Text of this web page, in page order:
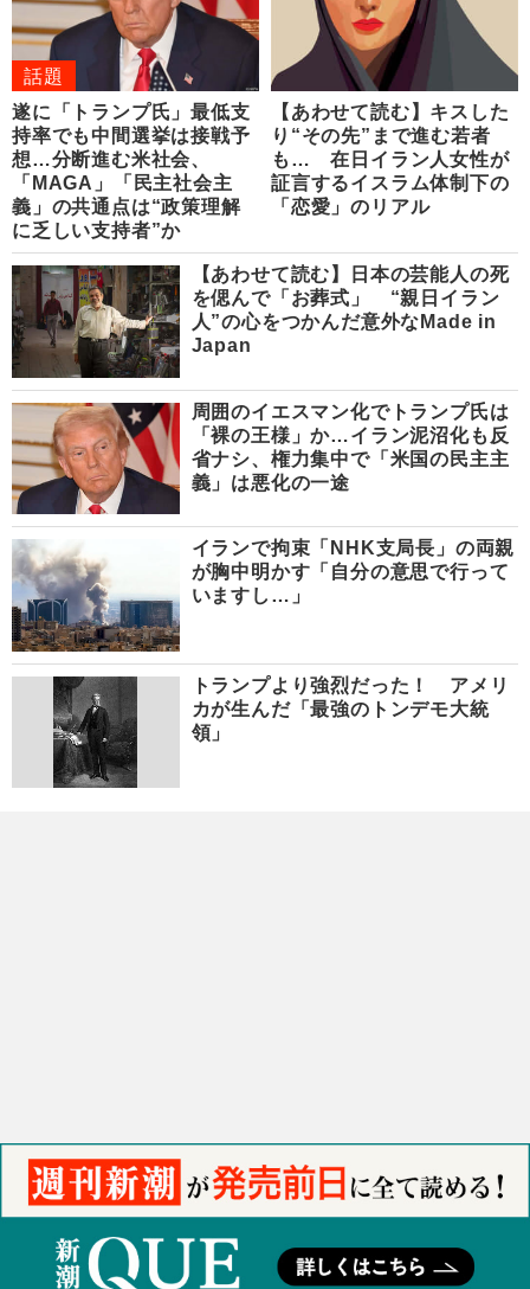
話題
遂に「トランプ氏」最低支
持率でも中間選挙は接戦予
想…分断進む米社会、
「MAGA」「民主社会主
義」の共通点は“政策理解
に乏しい支持者”か
【あわせて読む】キスした
り“その先”まで進む若者
も… 在日イラン人女性が
証言するイスラム体制下の
「恋愛」のリアル
【あわせて読む】日本の芸能人の死
を偲んで「お葬式」 “親日イラン
人”の心をつかんだ意外なMade in
Japan
周囲のイエスマン化でトランプ氏は
「裸の王様」か…イラン泥沼化も反
省ナシ、権力集中で「米国の民主主
義」は悪化の一途
イランで拘束「NHK支局長」の両親
が胸中明かす「自分の意思で行って
いますし…」
トランプより強烈だった！ アメリ
カが生んだ「最強のトンデモ大統
領」